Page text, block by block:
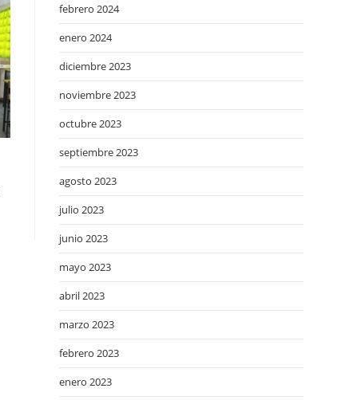
febrero 2024
enero 2024
diciembre 2023
noviembre 2023
octubre 2023
septiembre 2023
agosto 2023
julio 2023
junio 2023
mayo 2023
abril 2023
marzo 2023
febrero 2023
enero 2023